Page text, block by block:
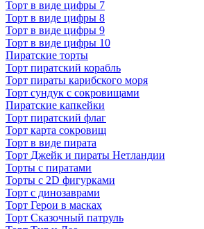
Торт в виде цифры 7
Торт в виде цифры 8
Торт в виде цифры 9
Торт в виде цифры 10
Пиратские торты
Торт пиратский корабль
Торт пираты карибского моря
Торт сундук с сокровищами
Пиратские капкейки
Торт пиратский флаг
Торт карта сокровищ
Торт в виде пирата
Торт Джейк и пираты Нетландии
Торты с пиратами
Торты с 2D фигурками
Торт с динозаврами
Торт Герои в масках
Торт Сказочный патруль